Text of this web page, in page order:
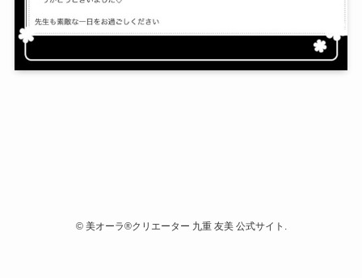
©美オーラ®クリエーター 九重 友美 公式サイト.